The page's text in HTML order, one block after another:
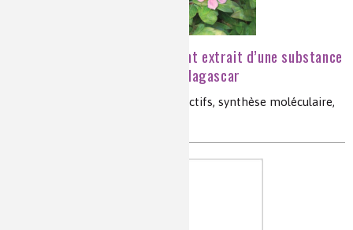
Un exemple de médicament extrait d’une substance
naturelle : la pervenche de Madagascar
substances naturelles, principes actifs, synthèse moléculaire,